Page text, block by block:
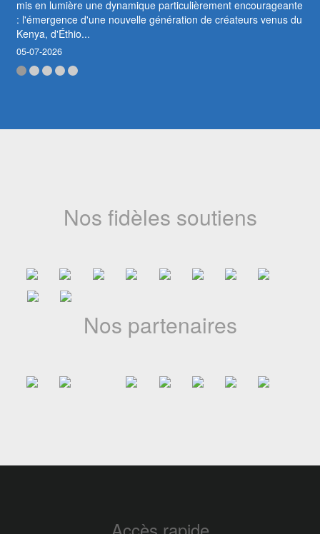
mis en lumière une dynamique particulièrement encourageante
: l'émergence d'une nouvelle génération de créateurs venus du
Kenya, d'Éthio...
05-07-2026
Ina & Didi décroche le 1er Prix ICC à la
Business Week
La série d’animation camerounaise Ina & Didi, produite par
Waanda Studio, a remporté le 1er Prix des Industries
23-06-2026
Nos fidèles soutiens
Nos partenaires